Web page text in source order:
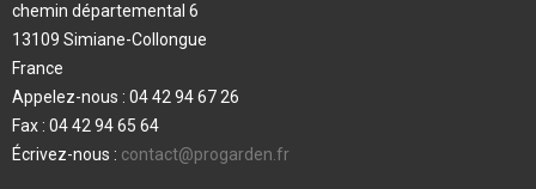
chemin départemental 6
13109 Simiane-Collongue
France
Appelez-nous : 04 42 94 67 26
Fax : 04 42 94 65 64
Écrivez-nous : contact@progarden.fr